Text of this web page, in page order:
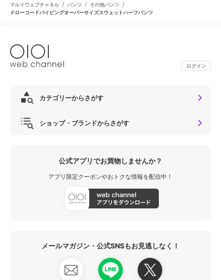
マルイウェブチャネル / パンツ / その他パンツ /
ドローコードパイピングオーバーサイズスウェットハーフパンツ
ログイン
カテゴリーからさがす
ショップ・ブランドからさがす
公式アプリでお買物しませんか？
アプリ限定クーポンやおトクな情報を配信中！
メールマガジン・公式SNSもお見逃しなく！